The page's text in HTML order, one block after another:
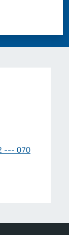
--- 070